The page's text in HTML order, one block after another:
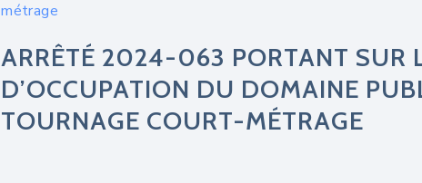
métrage
ARRÊTÉ 2024-063 PORTANT SUR
D’OCCUPATION DU DOMAINE
TOURNAGE COURT-MÉTRAGE